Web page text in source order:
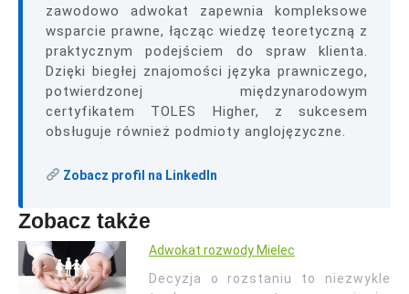
zawodowo adwokat zapewnia kompleksowe
wsparcie prawne, łącząc wiedzę teoretyczną z
praktycznym podejściem do spraw klienta.
Dzięki biegłej znajomości języka prawniczego,
potwierdzonej międzynarodowym
certyfikatem TOLES Higher, z sukcesem
obsługuje również podmioty anglojęzyczne.
Zobacz profil na LinkedIn
Zobacz także
Adwokat rozwody Mielec
Decyzja o rozstaniu to niezwykle